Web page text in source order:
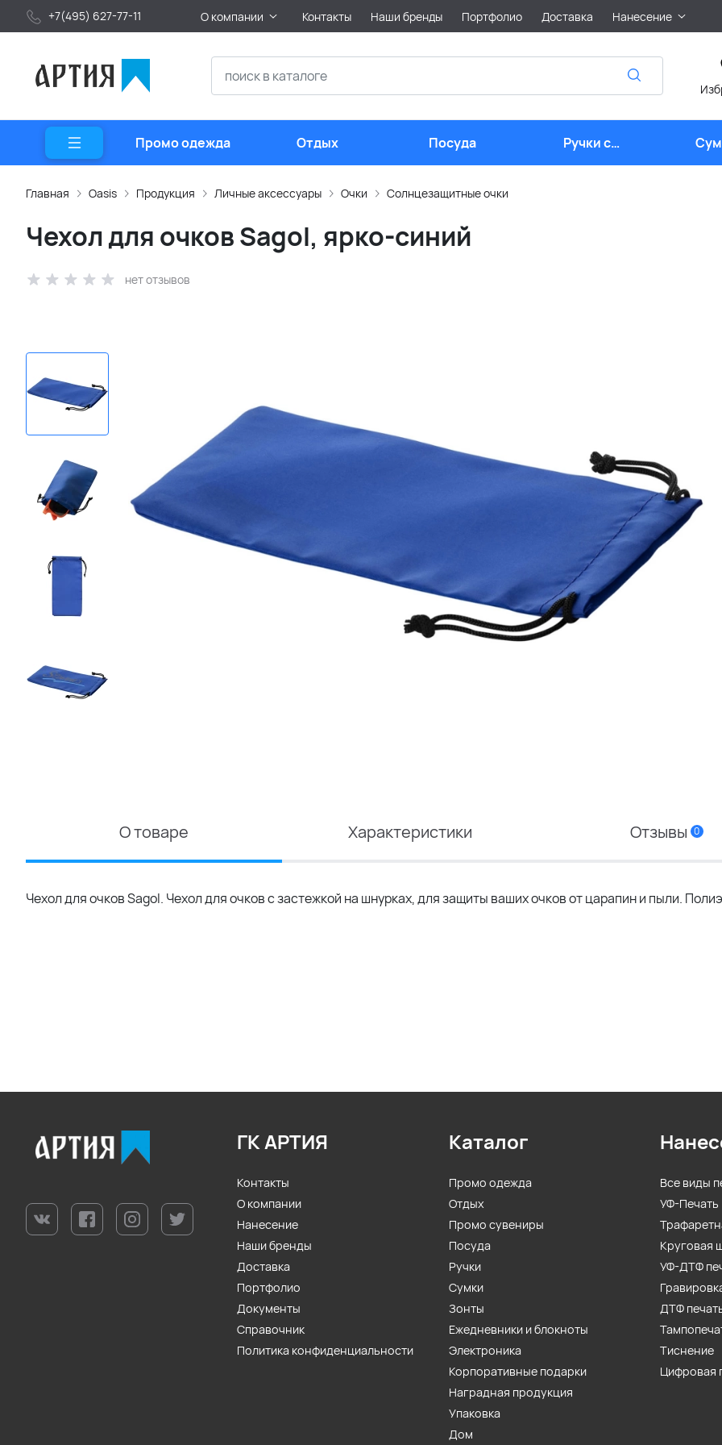
+7(495) 627-77-11 О компании Контакты Наши бренды Портфолио Доставка Нанесение
Промо одежда Отдых Посуда
Ручки с
логотипом
Главная Oasis Продукция Личные аксессуары Очки Солнцезащитные очки
Чехол для очков Sagol, ярко-синий
нет отзывов
О товаре Характеристики Отзывы 0
Чехол для очков Sagol. Чехол для очков с застежкой на шнурках, для защиты ваших очков от царапин и пыли.
ГК АРТИЯ
Контакты
О компании
Нанесение
Наши бренды
Доставка
Портфолио
Документы
Справочник
Политика конфиденциальности
Каталог
Промо одежда
Отдых
Промо сувениры
Посуда
Ручки
Сумки
Зонты
Ежедневники и блокноты
Электроника
Корпоративные подарки
Наградная продукция
Упаковка
Дом
Все виды
УФ-Печать
Круговая
УФ-ДТФ
ДТФ
Тиснение
Цифровая